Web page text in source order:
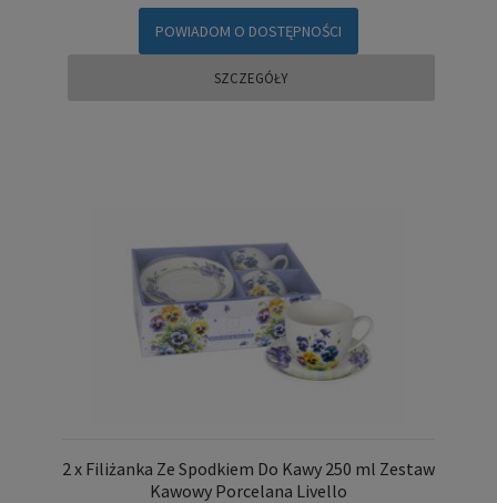
POWIADOM O DOSTĘPNOŚCI
SZCZEGÓŁY
2 x Filiżanka Ze Spodkiem Do Kawy 250 ml Zestaw
Kawowy Porcelana Livello